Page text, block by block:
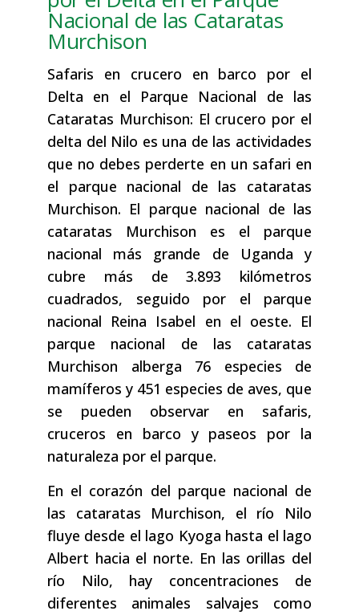
Nacional de las Cataratas
Murchison
Safaris en crucero en barco por el
Delta en el Parque Nacional de las
Cataratas Murchison: El crucero por el
delta del Nilo es una de las actividades
que no debes perderte en un safari en
el parque nacional de las cataratas
Murchison. El parque nacional de las
cataratas Murchison es el parque
nacional más grande de Uganda y
cubre más de 3.893 kilómetros
cuadrados, seguido por el parque
nacional Reina Isabel en el oeste. El
parque nacional de las cataratas
Murchison alberga 76 especies de
mamíferos y 451 especies de aves, que
se pueden observar en safaris,
cruceros en barco y paseos por la
naturaleza por el parque.
En el corazón del parque nacional de
las cataratas Murchison, el río Nilo
fluye desde el lago Kyoga hasta el lago
Albert hacia el norte. En las orillas del
río Nilo, hay concentraciones de
diferentes animales salvajes como